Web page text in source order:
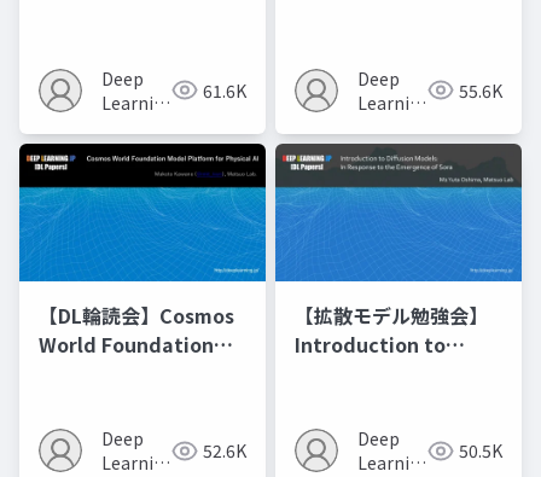
Recipes モデルマージ
の進化的最適化
Deep
Learning
61.6K
Deep
Learning
55.6K
【DL輪読会】Cosmos
World Foundation
Deep
Learning
52.6K
【拡散モデル勉強会】
Introduction to
Deep
Learning
50.5K